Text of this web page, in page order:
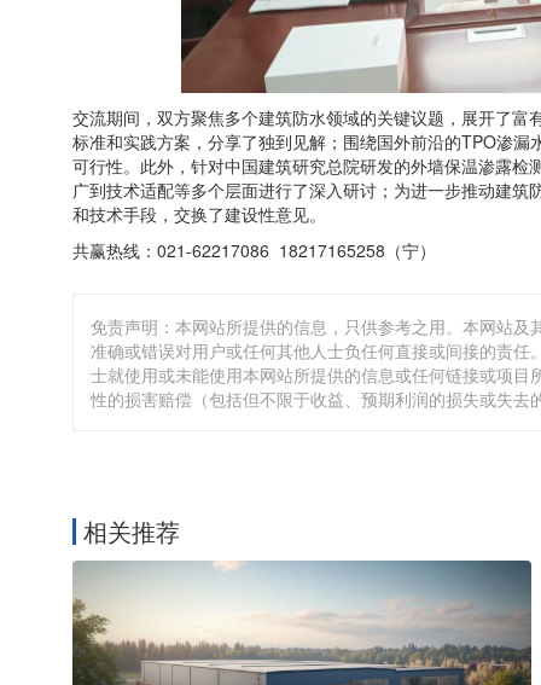
交流期间，双方聚焦多个建筑防水领域的关键议题，展开了
标准和实践方案，分享了独到见解；围绕国外前沿的TPO渗
可行性。此外，针对中国建筑研究总院研发的外墙保温渗露
广到技术适配等多个层面进行了深入研讨；为进一步推动建
和技术手段，交换了建设性意见。
共赢热线：021-62217086 18217165258（宁）
免责声明：本网站所提供的信息，只供参考之用。本网站
准确或错误对用户或任何其他人士负任何直接或间接的责
士就使用或未能使用本网站所提供的信息或任何链接或项
性的损害赔偿（包括但不限于收益、预期利润的损失或失去
相关推荐